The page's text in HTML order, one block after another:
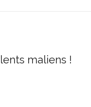
maliens !